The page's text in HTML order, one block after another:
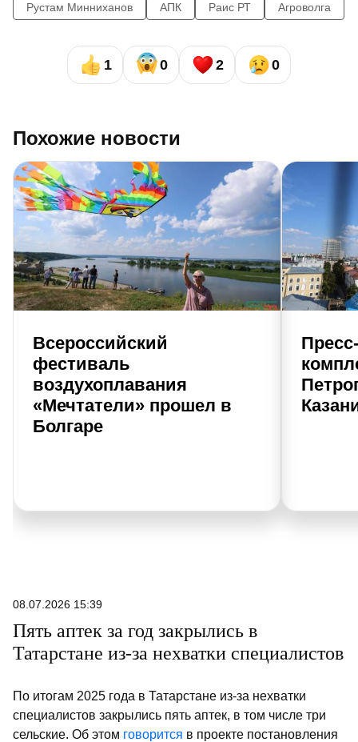
Рустам Минниханов
АПК Раис РТ Агроволга
1 0 2 0
Похожие новости
Всероссийский
фестиваль
воздухоплавания
«Мечтатели» прошел в
Болгаре
08.07.2026 15:39
Пять аптек за год закрылись в
Татарстане из-за нехватки специалистов
По итогам 2025 года в Татарстане из-за нехватки
специалистов закрылись пять аптек, в том числе три
сельские. Об этом говорится в проекте постановления